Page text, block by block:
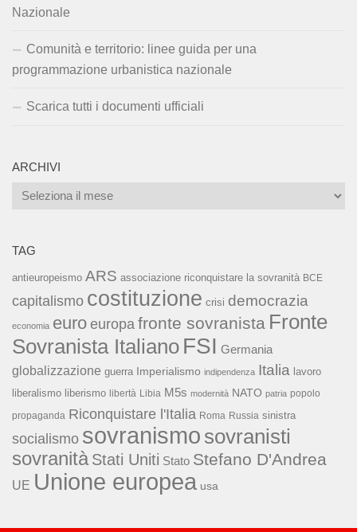
Nazionale
Comunità e territorio: linee guida per una
programmazione urbanistica nazionale
Scarica tutti i documenti ufficiali
ARCHIVI
Archivi
TAG
antieuropeismo ARS associazione riconquistare la sovranità BCE
capitalismo costituzione crisi democrazia
economia euro europa fronte sovranista Fronte
Sovranista Italiano FSI Germania
globalizzazione guerra Imperialismo indipendenza Italia lavoro
liberalismo liberismo libertà Libia M5s modernità NATO patria popolo
propaganda Riconquistare l'Italia Roma Russia sinistra
socialismo sovranismo sovranisti
sovranità Stati Uniti Stato Stefano D'Andrea
UE Unione europea usa